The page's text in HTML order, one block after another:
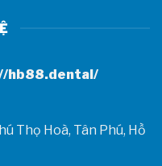
hb88.dental/
Thọ Hoà, Tân Phú, Hồ